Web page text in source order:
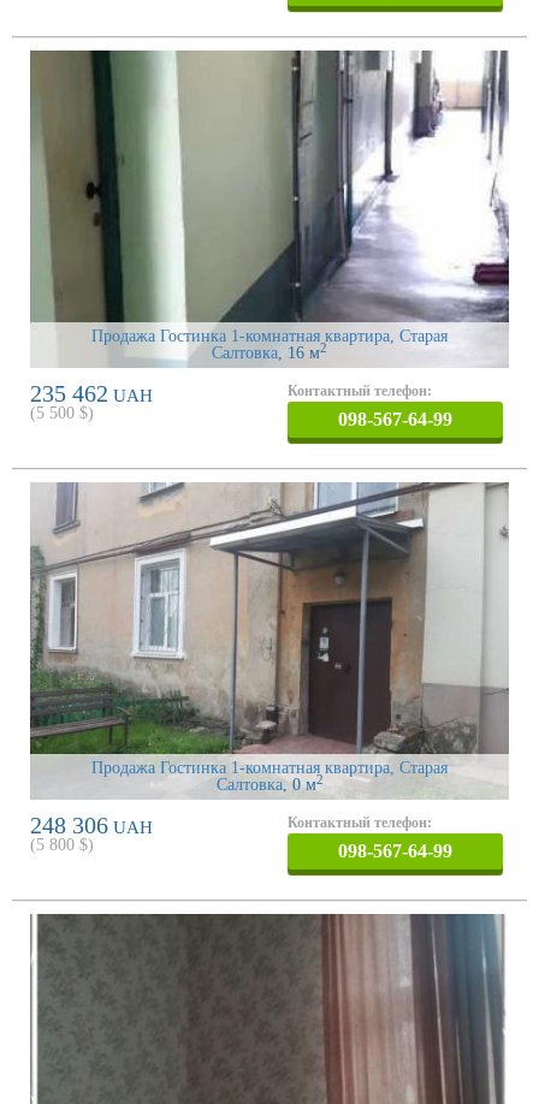
Продажа Гостинка 1-комнатная квартира, Старая
Салтовка, 16 м2
235 462 UAH
(5 500 $)
Контактный телефон:
098-567-64-99
Продажа Гостинка 1-комнатная квартира, Старая
Салтовка, 0 м2
248 306 UAH
(5 800 $)
Контактный телефон:
098-567-64-99